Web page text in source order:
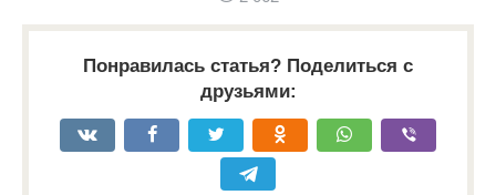
Понравилась статья? Поделиться с
друзьями: